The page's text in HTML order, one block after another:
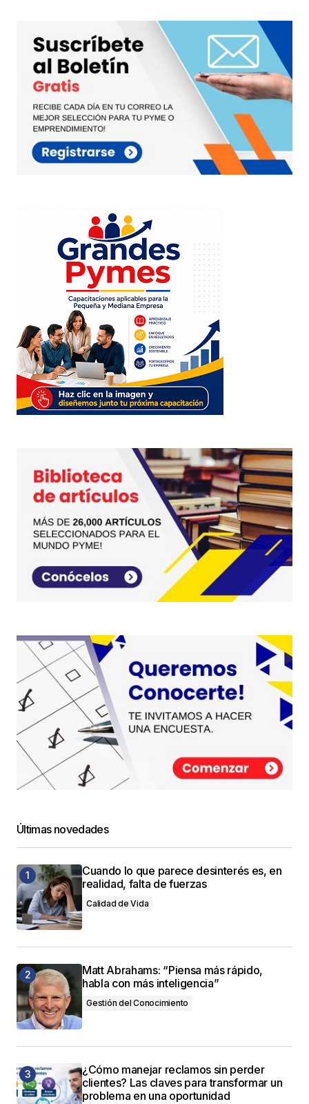
Últimas novedades
Cuando lo que parece desinterés es, en
realidad, falta de fuerzas
Calidad de Vida
Matt Abrahams: “Piensa más rápido,
habla con más inteligencia”
Gestión del Conocimiento
¿Cómo manejar reclamos sin perder
clientes? Las claves para transformar un
problema en una oportunidad